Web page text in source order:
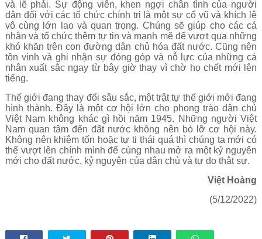
và lẽ phải. Sự động viên, khen ngợi chân tình của người
dân đối với các tổ chức chính trị là một sự cổ vũ và khích lệ
vô cùng lớn lao và quan trọng. Chúng sẽ giúp cho các cá
nhân và tổ chức thêm tự tin và mạnh mẽ để vượt qua những
khó khăn trên con đường dân chủ hóa đất nước. Cũng nên
tôn vinh và ghi nhận sự đóng góp và nỗ lực của những cá
nhân xuất sắc ngay từ bây giờ thay vì chờ họ chết mới lên
tiếng.
Thế giới đang thay đổi sâu sắc, một trật tự thế giới mới đang
hình thành. Đây là một cơ hội lớn cho phong trào dân chủ
Việt Nam không khác gì hồi năm 1945. Những người Việt
Nam quan tâm đến đất nước không nên bỏ lỡ cơ hội này.
Không nên khiêm tốn hoặc tự ti thái quá thì chúng ta mới có
thể vượt lên chính mình để cùng nhau mở ra một kỷ nguyên
mới cho đất nước, kỷ nguyên của dân chủ và tự do thật sự.
Việt Hoàng
(5/12/2022)